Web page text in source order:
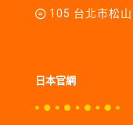
105 台北市松
日本官網